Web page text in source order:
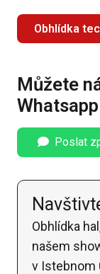
Obhlídka
Můžete
Whatsapp
Poslat
Obhlídka
našem
v Istebnom